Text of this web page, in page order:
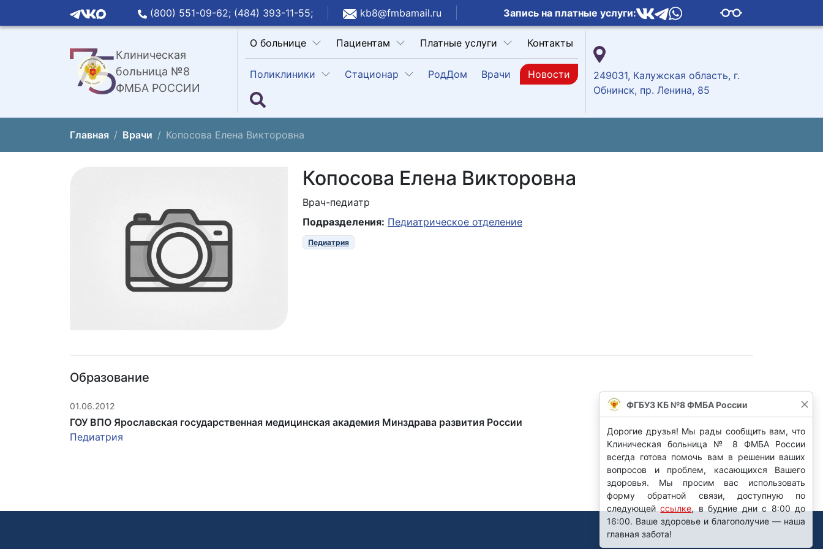
(800) 551-09-62; (484) 393-11-55; kb8@fmbamail.ru Запись на платные услуги:
Клиническая
больница №8
ФМБА РОССИИ
О больнице Пациентам Платные услуги Контакты
Поликлиники Стационар РодДом Врачи Новости
249031, Калужская область, г.
Обнинск, пр. Ленина, 85
Главная Врачи Копосова Елена Викторовна
Копосова Елена Викторовна
Врач-педиатр
Подразделения: Педиатрическое отделение
Педиатрия
Образование
01.06.2012
ГОУ ВПО Ярославская государственная медицинская академия Минздрава развития России
Педиатрия
ФГБУЗ КБ №8 ФМБА России
Дорогие друзья! Мы рады сообщить вам, что
Клиническая больница № 8 ФМБА России
всегда готова помочь вам в решении ваших
вопросов и проблем, касающихся Вашего
здоровья. Мы просим вас использовать
форму обратной связи, доступную по
следующейссылке, в будние дни с 8:00 до
16:00. Ваше здоровье и благополучие — наша
главная забота!